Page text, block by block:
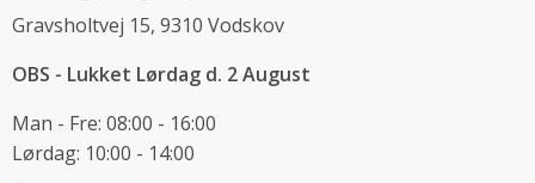
Gravsholtvej 15, 9310 Vodskov
OBS - Lukket Lørdag d. 2 August
Man - Fre: 08:00 - 16:00
Lørdag: 10:00 - 14:00